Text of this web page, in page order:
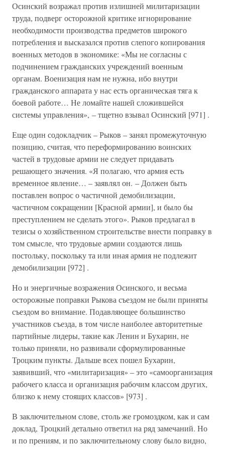
Осинский возражал против излишней милитаризации
труда, подверг осторожной критике игнорирование
необходимости производства предметов широкого
потребления и высказался против слепого копирования
военных методов в экономике: «Мы не согласны с
подчинением гражданских учреждений военным
органам. Военизация нам не нужна, ибо внутри
гражданского аппарата у нас есть органическая тяга к
боевой работе… Не ломайте нашей сложившейся
системы управления», – тщетно взывал Осинский [971] .
Еще один содокладчик – Рыков – занял промежуточную
позицию, считая, что переформированию воинских
частей в трудовые армии не следует придавать
решающего значения. «Я полагаю, что армия есть
временное явление… – заявлял он. – Должен быть
поставлен вопрос о частичной демобилизации,
частичном сокращении [Красной армии], и было бы
преступлением не сделать этого». Рыков предлагал в
тезисы о хозяйственном строительстве внести поправку в
том смысле, что трудовые армии создаются лишь
постольку, поскольку та или иная армия не подлежит
демобилизации [972] .
Но и энергичные возражения Осинского, и весьма
осторожные поправки Рыкова съездом не были приняты
съездом во внимание. Подавляющее большинство
участников съезда, в том числе наиболее авторитетные
партийные лидеры, такие как Ленин и Бухарин, не
только приняли, но развивали сформулированные
Троцким пункты. Дальше всех пошел Бухарин,
заявивший, что «милитаризация» – это «самоорганизация
рабочего класса и организация рабочим классом других,
близко к нему стоящих классов» [973] .
В заключительном слове, столь же громоздком, как и сам
доклад, Троцкий детально ответил на ряд замечаний. Но
и по прениям, и по заключительному слову было видно,